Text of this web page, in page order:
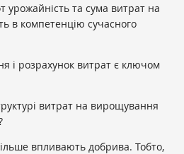
та сума витрат на
в компетенцію сучасного
і розрахунок витрат є ключом
витрат на вирощування
впливають добрива. Тобто,